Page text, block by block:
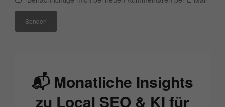
Senden
📬 Monatliche Insights
zu Local SEO & KI für